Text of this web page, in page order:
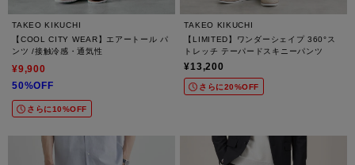
TAKEO KIKUCHI
【COOL CITY WEAR】エアートール パ
ンツ /接触冷感・通気性
¥9,900
50%OFF
さらに10%OFF
TAKEO KIKUCHI
【LIMITED】ワンダーシェイプ 360°ス
トレッチ テーパードスキニーパンツ
¥13,200
さらに20%OFF